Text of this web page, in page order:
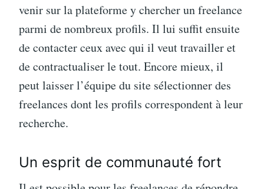
venir sur la plateforme y chercher un freelance
parmi de nombreux profils. Il lui suffit ensuite
de contacter ceux avec qui il veut travailler et
de contractualiser le tout. Encore mieux, il
peut laisser l’équipe du site sélectionner des
freelances dont les profils correspondent à leur
recherche.
Un esprit de communauté fort